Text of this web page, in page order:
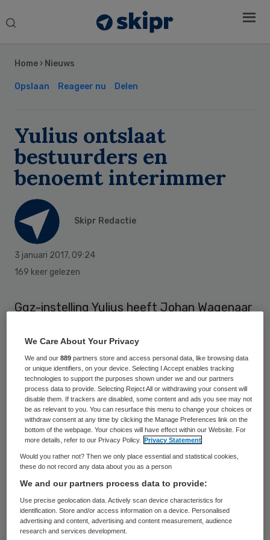
Search
Home › Nieuws
Opslaan Reageer nu Delen
Yulius ontslaat
bestuurders en
benoemt interimmer
Skipr Redactie
3 januari 2017, 09:24
169 keer gelezen
Ggz-instelling Yulius heeft Johan Wagenaar
huidige twee leden van de raad van
bestuur, Jean-Luc Klompenhouwer en Jan
Menting treden terug. De samenwerking
tussen de leden van de raad van bestuur
verliep niet meer naar wens, zo laat de
organisatie weten.
Beide oud-bestuurders zetten hun carrière
buiten de organisatie voort. Het
dienstverband met Menting loopt door tot 1
mei 2017. Hij zal in de komende periode
zorgen voor de benodigde overdracht.
Sidebar
We Care About Your Privacy
We and our889 partners store and access personal data, like browsing data
or unique identifiers, on your device. Selecting I Accept enables tracking
technologies to support the purposes shown under we and our partners
process data to provide. Selecting Reject All or withdrawing your consent will
disable them. If trackers are disabled, some content and ads you see may not
be as relevant to you. You can resurface this menu to change your choices or
withdraw consent at any time by clicking the Manage Preferences link on the
bottom of the webpage. Your choices will have effect within our Website. For
more details, refer to our Privacy Policy.
Privacy Statement
Would you rather not? Then we only place essential and statistical cookies,
these do not record any data about you as a person
We and our partners process data to provide:
Use precise geolocation data. Actively scan device characteristics for
identification. Store and/or access information on a device. Personalised
advertising and content, advertising and content measurement, audience
research and services development.